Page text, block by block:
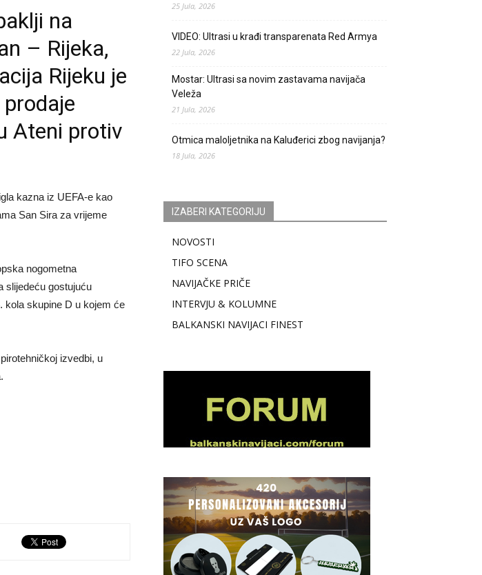
na
– Rijeka,
Rijeku je
Ateni protiv
kazna iz UEFA-e kao
San Sira za vrijeme
nogometna
slijedeću gostujuću
kola skupine D u kojem će
izvedbi, u
25 Jula, 2026
VIDEO: Ultrasi u krađi transparenata Red Armya
22 Jula, 2026
Mostar: Ultrasi sa novim zastavama navijača
Veleža
21 Jula, 2026
Otmica maloljetnika na Kaluđerici zbog navijanja?
18 Jula, 2026
IZABERI KATEGORIJU
NOVOSTI
TIFO SCENA
NAVIJAČKE PRIČE
INTERVJU & KOLUMNE
BALKANSKI NAVIJACI FINEST